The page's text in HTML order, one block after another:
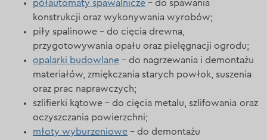
półautomaty spawalnicze – do spawania
konstrukcji oraz wykonywania wyrobów;
piły spalinowe – do cięcia drewna,
przygotowywania opału oraz pielęgnacji ogrodu;
opalarki budowlane – do nagrzewania i demontażu
materiałów, zmiękczania starych powłok, suszenia
oraz prac naprawczych;
szlifierki kątowe – do cięcia metalu, szlifowania oraz
oczyszczania powierzchni;
młoty wyburzeniowe – do demontażu